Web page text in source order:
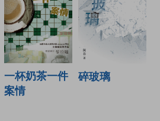
一杯奶茶一件
案情
碎玻璃